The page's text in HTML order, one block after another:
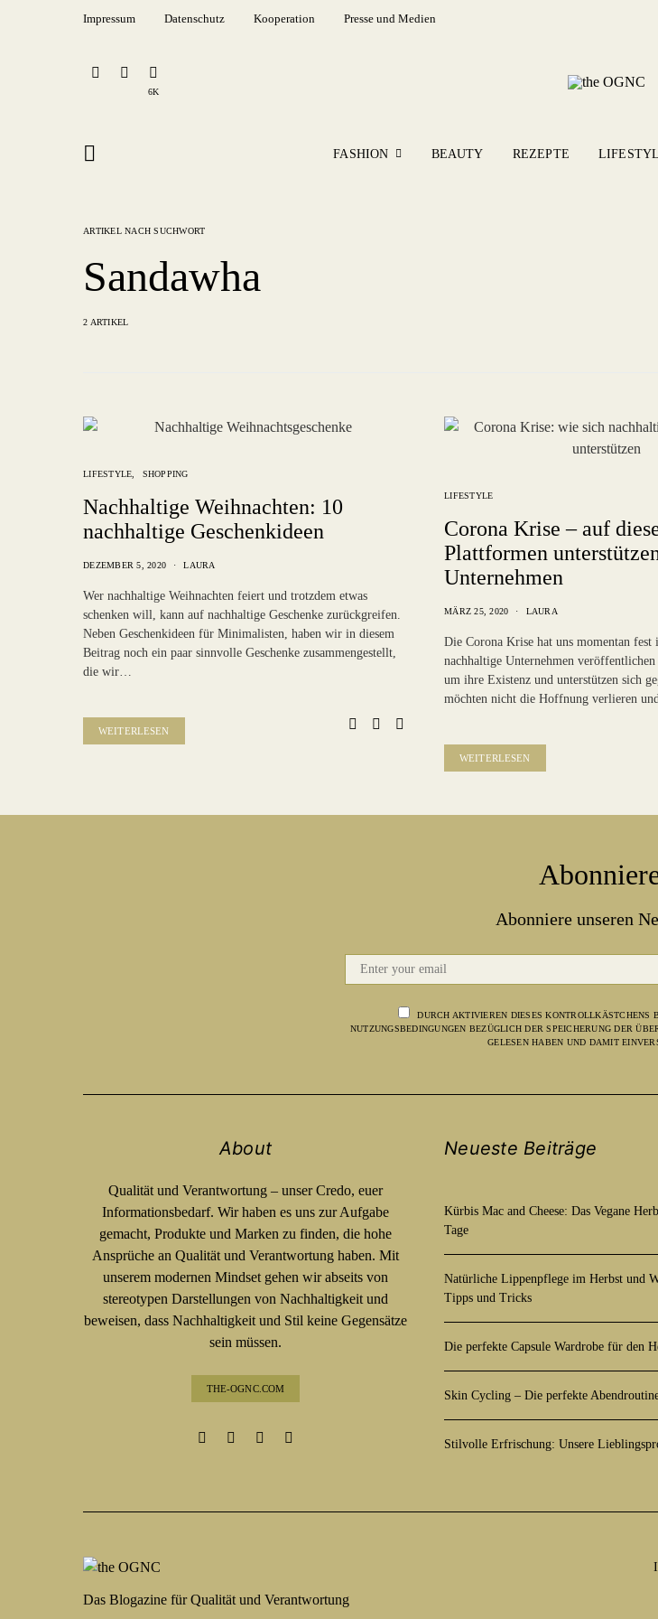
Impressum Datenschutz Kooperation Presse und Medien
6K
FASHION BEAUTY REZEPTE
ARTIKEL NACH SUCHWORT
Sandawha
2 ARTIKEL
LIFESTYLE SHOPPING
Nachhaltige Weihnachten: 10
nachhaltige Geschenkideen
DEZEMBER 5, 2020 LAURA
Wer nachhaltige Weihnachten feiert und trotzdem etwas
schenken will, kann auf nachhaltige Geschenke zurückgreifen.
Neben Geschenkideen für Minimalisten, haben wir in diesem
Beitrag noch ein paar sinnvolle Geschenke zusammengestellt,
die wir…
WEITERLESEN
LIFESTYLE
Corona Krise – auf
Plattformen
Unternehmen
MÄRZ 25, 2020 LAURA
Die Corona Krise hat uns momentan
nachhaltige Unternehmen veröffentlichen
um ihre Existenz und unterstützen sich
möchten nicht die Hoffnung verlieren
WEITERLESEN
Abonniere unseren
DURCH AKTIVIEREN DIESES KONTROLLKÄSTCHENS
NUTZUNGSBEDINGUNGEN BEZÜGLICH DER SPEICHERUNG DER
GELESEN HABEN UND DAMIT
About
Qualität und Verantwortung – unser Credo, euer
Informationsbedarf. Wir haben es uns zur Aufgabe
gemacht, Produkte und Marken zu finden, die hohe
Ansprüche an Qualität und Verantwortung haben. Mit
unserem modernen Mindset gehen wir abseits von
stereotypen Darstellungen von Nachhaltigkeit und
beweisen, dass Nachhaltigkeit und Stil keine Gegensätze
sein müssen.
THE-OGNC.COM
Neueste Beiträge
Kürbis Mac and Cheese: Das Vegane
Tage
Natürliche Lippenpflege im Herbst und
Tipps und Tricks
Die perfekte Capsule Wardrobe für den
Skin Cycling – Die perfekte
Stilvolle Erfrischung: Unsere
Das Blogazine für Qualität und Verantwortung